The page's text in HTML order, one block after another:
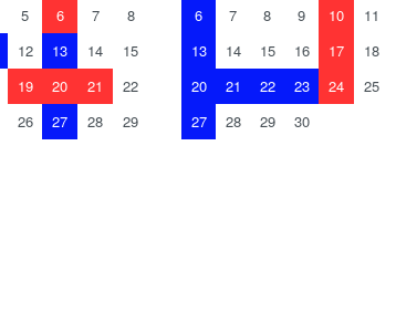
5 6 7
8
12 13 14
15
19 20 21
22
26 27 28
29
6
7 8 9 10
11
13
14 15 16 17
18
20
21 22 23 24
25
27
28 29 30